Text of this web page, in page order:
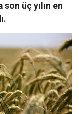
son üç yılın en